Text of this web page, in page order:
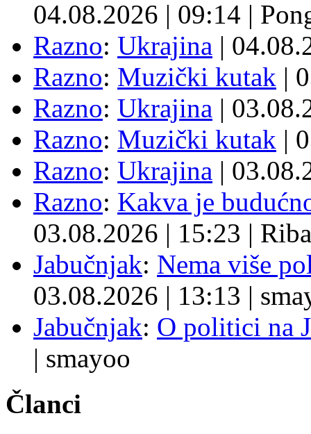
04.08.2026 | 09:14 |
Razno: Ukrajina |
Razno: Muzički kutak |
Razno: Ukrajina |
Razno: Muzički kutak |
Razno: Ukrajina |
Razno: Kakva je
03.08.2026 | 15:23 | Riba
Jabučnjak: Nema više
03.08.2026 | 13:13 |
Jabučnjak: O politici na
| smayoo
Članci